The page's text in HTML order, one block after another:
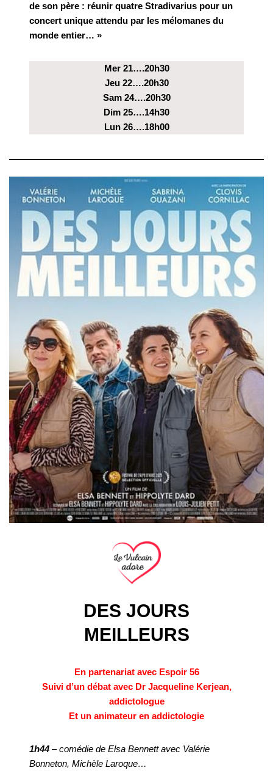
de son père : réunir quatre Stradivarius pour un
concert unique attendu par les mélomanes du
monde entier… »
Mer 21….20h30
Jeu 22….20h30
Sam 24….20h30
Dim 25….14h30
Lun 26….18h00
DES JOURS
MEILLEURS
En partenariat avec Espoir 56
Suivi d’un débat avec Dr Jacqueline Kerjean,
addictologue
Et un animateur en addictologie
1h44 – comédie de Elsa Bennett avec Valérie
Bonneton, Michèle Laroque…